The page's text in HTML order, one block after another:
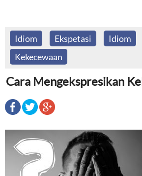
Idiom Ekspetasi Idiom
Kekecewaan
Cara Mengekspresikan